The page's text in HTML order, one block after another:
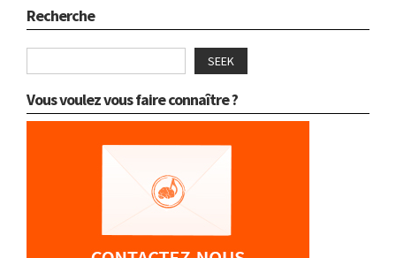
Recherche
SEEK
Vous voulez vous faire connaître ?